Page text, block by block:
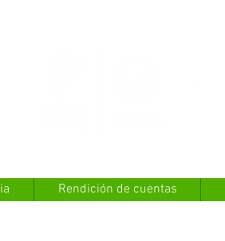
Rendición de cuentas